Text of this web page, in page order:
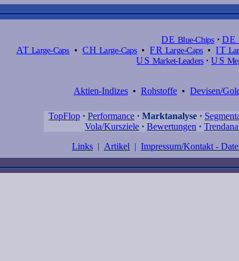
DE Blue-Chips · DE
AT Large-Caps• CH Large-Caps•FR Large-Caps•IT
US Market-Leaders · US
Aktien-Indizes • Rohstoffe • Devisen/
TopFlop · Performance · Marktanalyse ·
Vola/Kursziele · Bewertungen ·
Links | Artikel | Impressum/Kontakt -